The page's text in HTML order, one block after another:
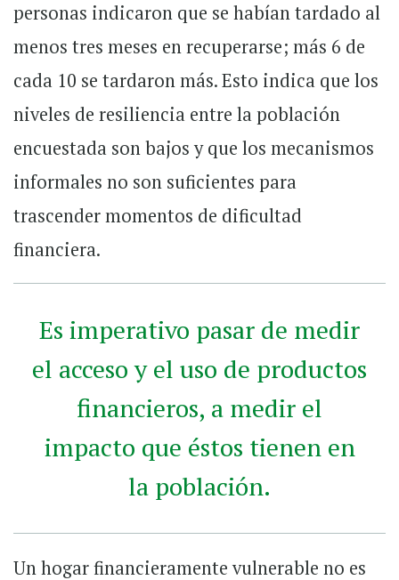
personas indicaron que se habían tardado al
menos tres meses en recuperarse; más 6 de
cada 10 se tardaron más. Esto indica que los
niveles de resiliencia entre la población
encuestada son bajos y que los mecanismos
informales no son suficientes para
trascender momentos de dificultad
financiera.
Es imperativo pasar de medir
el acceso y el uso de productos
financieros, a medir el
impacto que éstos tienen en
la población.
Un hogar financieramente vulnerable no es